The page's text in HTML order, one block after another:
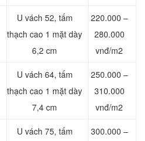
U vách 52, tấm
thạch cao 1 mặt dày
6,2 cm
220.000 –
280.000
vnđ/m2
U vách 64, tấm
thạch cao 1 mặt dày
7,4 cm
250.000 –
310.000
vnđ/m2
U vách 75, tấm
300.000 –